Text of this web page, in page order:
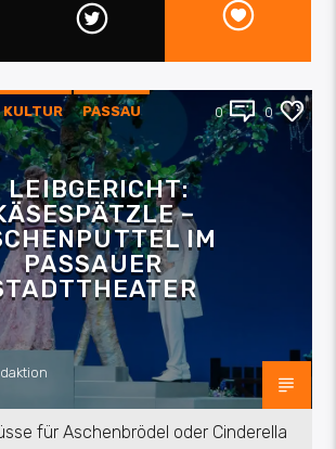
KULTUR PASSAU 0 0
LEIBGERICHT:
–
IM
PASSAUER
für Aschenbrödel oder Cinderella